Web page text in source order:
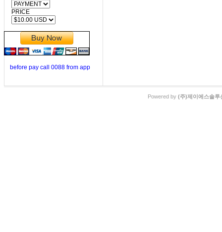
PRICE
before pay call 0088 from app
Powered by (주)제이에스솔루